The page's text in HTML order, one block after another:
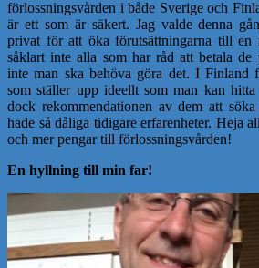
förlossningsvården i både Sverige och
är ett som är säkert. Jag valde denna
privat för att öka förutsättningarna till en
såklart inte alla som har råd att betala de
inte man ska behöva göra det. I Finland
som ställer upp ideellt som man kan
dock rekommendationen av dem att
hade så dåliga tidigare erfarenheter. Heja
och mer pengar till förlossningsvården!
En hyllning till min far!